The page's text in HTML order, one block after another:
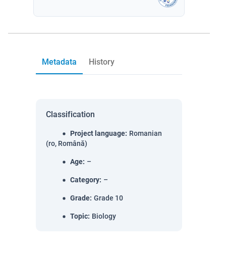
Metadata History
Classification
Project language: Romanian
(ro, Română)
Age: –
Category: –
Grade: Grade 10
Topic: Biology